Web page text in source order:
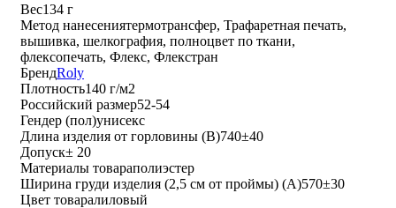
Вес134 г
Метод нанесениятермотрансфер, Трафаретная печать,
вышивка, шелкография, полноцвет по ткани,
флексопечать, Флекс, Флекстран
БрендRoly
Плотность140 г/м2
Российский размер52-54
Гендер (пол)унисекс
Длина изделия от горловины (B)740±40
Допуск± 20
Материалы товараполиэстер
Ширина груди изделия (2,5 см от проймы) (A)570±30
Цвет товаралиловый